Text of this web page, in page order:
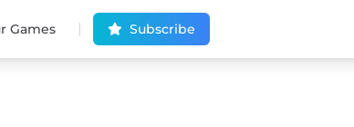
Games | Subscribe